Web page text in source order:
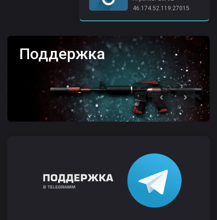
46.174.52.119:27015
Забанили, но Вы
считаете себя
невиновным?
PreviousNext